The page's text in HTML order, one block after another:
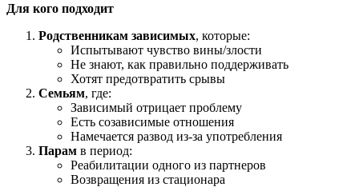
Для кого подходит
Родственникам зависимых, которые:
Испытывают чувство вины/злости
Не знают, как правильно поддерживать
Хотят предотвратить срывы
Семьям, где:
Зависимый отрицает проблему
Есть созависимые отношения
Намечается развод из-за употребления
Парам в период:
Реабилитации одного из партнеров
Возвращения из стационара